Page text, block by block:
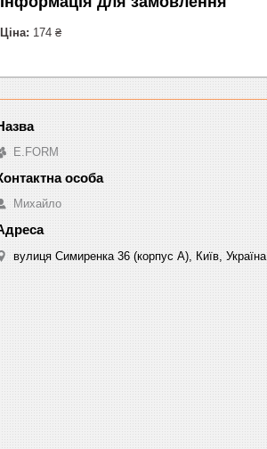
Ціна: 174 ₴
E.FORM
Михайло
вулиця Симиренка 36 (корпус А), Київ, Україна